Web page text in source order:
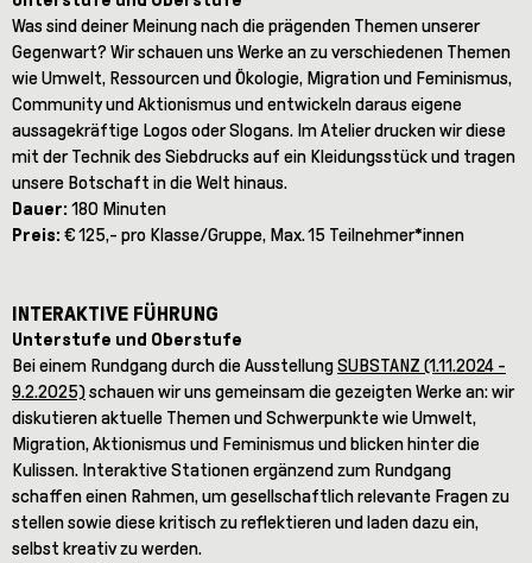
Was sind deiner Meinung nach die prägenden Themen unserer
Gegenwart? Wir schauen uns Werke an zu verschiedenen Themen
wie Umwelt, Ressourcen und Ökologie, Migration und Feminismus,
Community und Aktionismus und entwickeln daraus eigene
aussagekräftige Logos oder Slogans. Im Atelier drucken wir diese
mit der Technik des Siebdrucks auf ein Kleidungsstück und tragen
unsere Botschaft in die Welt hinaus.
Dauer: 180 Minuten
Preis: € 125,- pro Klasse/Gruppe, Max. 15 Teilnehmer*innen
INTERAKTIVE FÜHRUNG
Unterstufe und Oberstufe
Bei einem Rundgang durch die AusstellungSUBSTANZ (1.11.2024 -
9.2.2025)schauen wir uns gemeinsam die gezeigten Werke an: wir
diskutieren aktuelle Themen und Schwerpunkte wie Umwelt,
Migration, Aktionismus und Feminismus und blicken hinter die
Kulissen. Interaktive Stationen ergänzend zum Rundgang
schaffen einen Rahmen, um gesellschaftlich relevante Fragen zu
stellen sowie diese kritisch zu reflektieren und laden dazu ein,
selbst kreativ zu werden.